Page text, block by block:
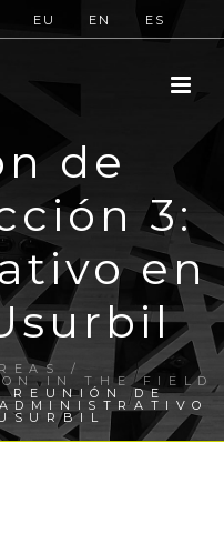
EU EN ES
de
3:
en
/
IN THE FIELD
DE